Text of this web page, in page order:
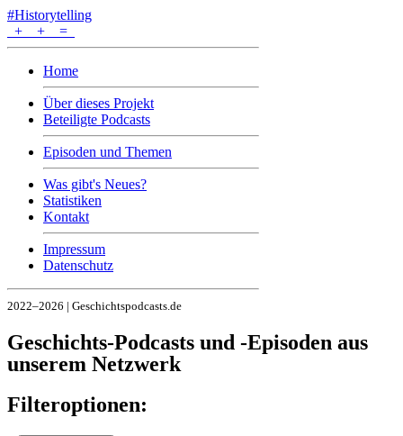
#Historytelling
+
+ =
Home
Über dieses Projekt
Beteiligte Podcasts
Episoden und Themen
Was gibt's Neues?
Statistiken
Kontakt
Impressum
Datenschutz
2022–2026 | Geschichtspodcasts.de
Geschichts-Podcasts und -Episoden aus
unserem Netzwerk
Filteroptionen: